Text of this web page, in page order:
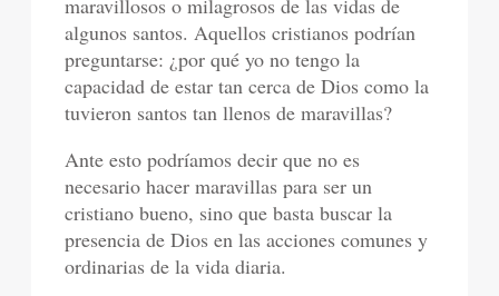
algunos santos. Aquellos cristianos podrían
preguntarse: ¿por qué yo no tengo la
capacidad de estar tan cerca de Dios como la
tuvieron santos tan llenos de maravillas?
Ante esto podríamos decir que no es
necesario hacer maravillas para ser un
cristiano bueno, sino que basta buscar la
presencia de Dios en las acciones comunes y
ordinarias de la vida diaria.